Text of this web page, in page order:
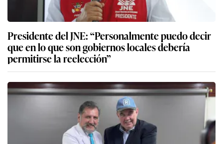
Presidente del JNE: “Personalmente puedo decir
que en lo que son gobiernos locales debería
permitirse la reelección”